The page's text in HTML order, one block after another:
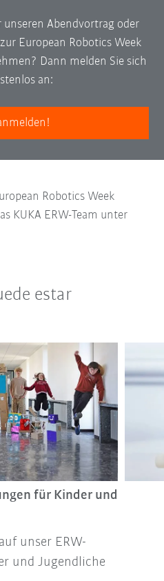
Abendvortrag oder
European Robotics Week
Dann melden Sie sich
an:
Robotics Week
KUKA ERW-Team unter
estar
für Kinder und
unser ERW-
und Jugendliche